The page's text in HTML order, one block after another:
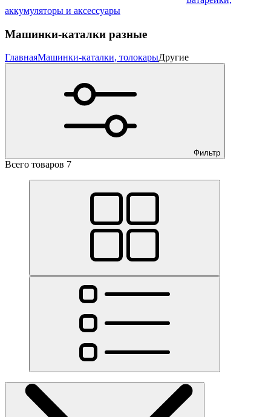
аккумуляторы и аксессуары
Машинки-каталки разные
ГлавнаяМашинки-каталки, толокарыДругие
Фильтр
Всего товаров 7